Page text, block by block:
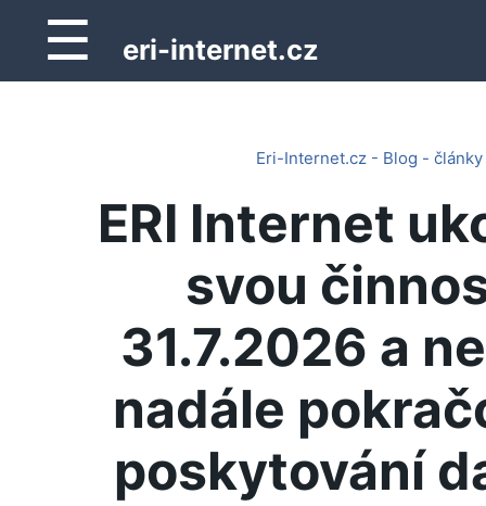
☰ eri-internet.cz
Eri-Internet.cz - Blog - články
ERI Internet
svou
31.7.2026 a
nadále
poskytování